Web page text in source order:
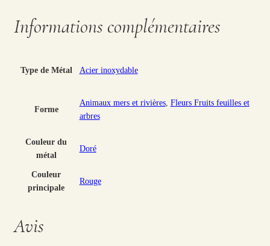
Informations complémentaires
Type de Métal Acier inoxydable
Forme
Animaux mers et rivières, Fleurs Fruits feuilles et
arbres
Couleur du
métal
Doré
Couleur
principale
Rouge
Avis